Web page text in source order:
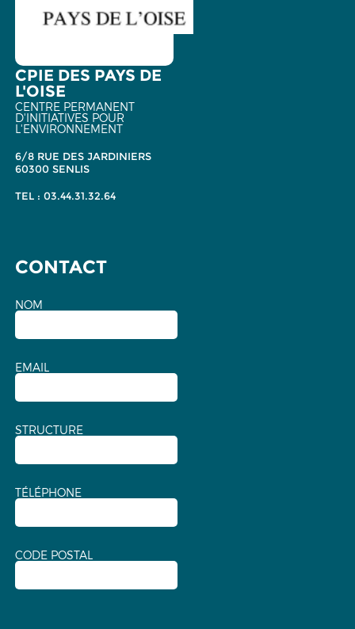
CPIE DES PAYS DE
L'OISE
CENTRE PERMANENT
D'INITIATIVES POUR
L'ENVIRONNEMENT
6/8 RUE DES JARDINIERS
60300 SENLIS
TEL : 03.44.31.32.64
CONTACT
NOM
EMAIL
STRUCTURE
TÉLÉPHONE
CODE POSTAL